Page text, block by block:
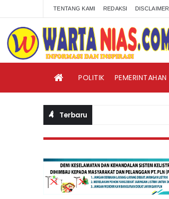
TENTANG KAMI REDAKSI DISCLAIMER
POLITIK PEMERINTAHAN
Terbaru